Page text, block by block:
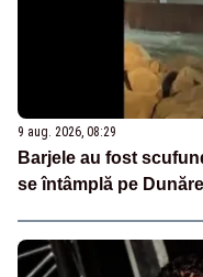
9 aug. 2026, 08:29
Barjele au fost
se întâmplă pe Dunăre